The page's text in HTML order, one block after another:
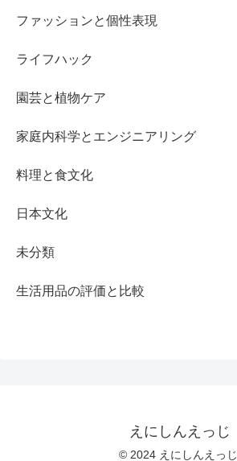
ファッションと個性表現
ライフハック
園芸と植物ケア
家庭内科学とエンジニアリング
料理と食文化
日本文化
未分類
生活用品の評価と比較
えにしんえっじ
© 2024 えにしんえっじ.